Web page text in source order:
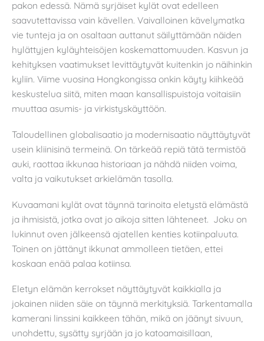
pakon edessä. Nämä syrjäiset kylät ovat edelleen
saavutettavissa vain kävellen. Vaivalloinen kävelymatka
vie tunteja ja on osaltaan auttanut säilyttämään näiden
hylättyjen kyläyhteisöjen koskemattomuuden. Kasvun ja
kehityksen vaatimukset levittäytyvät kuitenkin jo näihinkin
kyliin. Viime vuosina Hongkongissa onkin käyty kiihkeää
keskustelua siitä, miten maan kansallispuistoja voitaisiin
muuttaa asumis- ja virkistyskäyttöön.
Taloudellinen globalisaatio ja modernisaatio näyttäytyvät
usein kliinisinä termeinä. On tärkeää repiä tätä termistöä
auki, raottaa ikkunaa historiaan ja nähdä niiden voima,
valta ja vaikutukset arkielämän tasolla.
Kuvaamani kylät ovat täynnä tarinoita eletystä elämästä
ja ihmisistä, jotka ovat jo aikoja sitten lähteneet. Joku on
lukinnut oven jälkeensä ajatellen kenties kotiinpaluuta.
Toinen on jättänyt ikkunat ammolleen tietäen, ettei
koskaan enää palaa kotiinsa.
Eletyn elämän kerrokset näyttäytyvät kaikkialla ja
jokainen niiden säie on täynnä merkityksiä. Tarkentamalla
kamerani linssini kaikkeen tähän, mikä on jäänyt sivuun,
unohdettu, sysätty syrjään ja jo katoamaisillaan,